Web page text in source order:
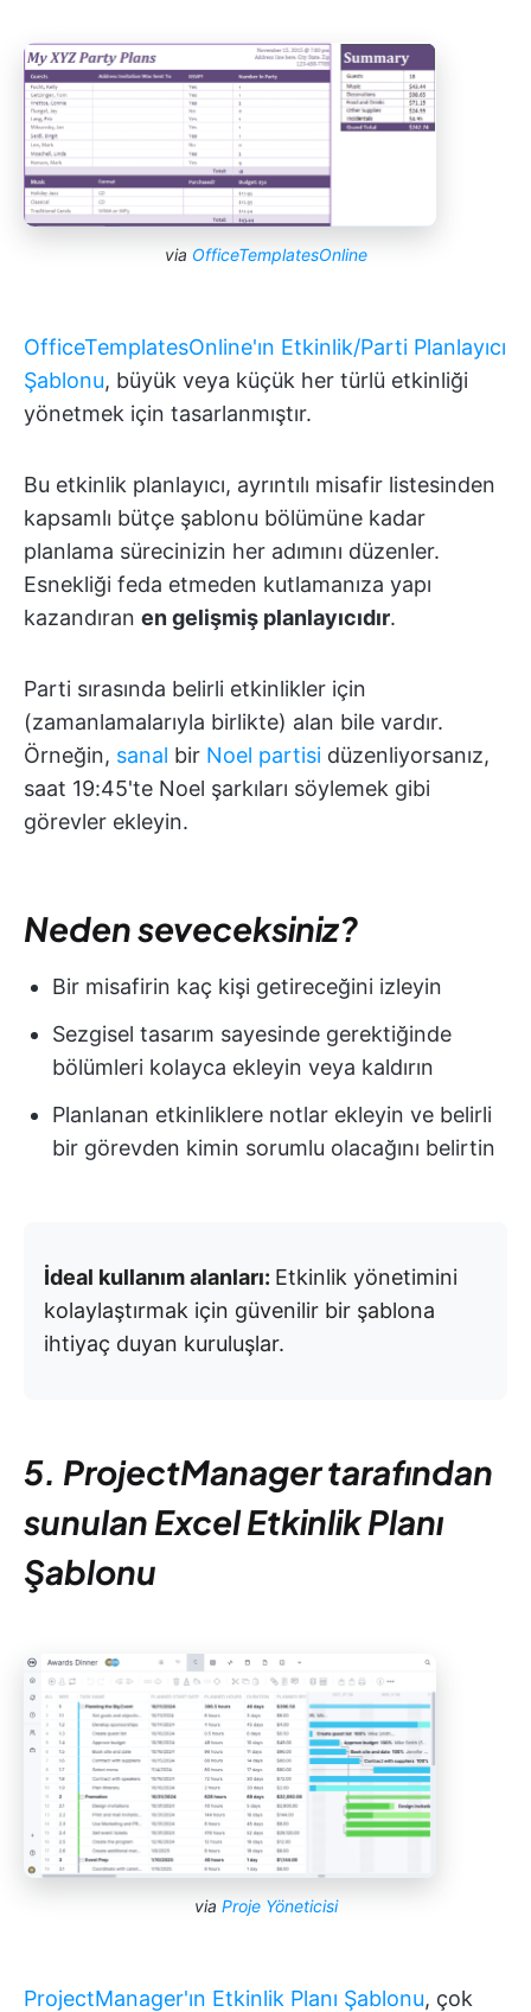
via OfficeTemplatesOnline
OfficeTemplatesOnline'ın Etkinlik/Parti Planlayıcı
Şablonu, büyük veya küçük her türlü etkinliği
yönetmek için tasarlanmıştır.
Bu etkinlik planlayıcı, ayrıntılı misafir listesinden
kapsamlı bütçe şablonu bölümüne kadar
planlama sürecinizin her adımını düzenler.
Esnekliği feda etmeden kutlamanıza yapı
kazandıran en gelişmiş planlayıcıdır.
Parti sırasında belirli etkinlikler için
(zamanlamalarıyla birlikte) alan bile vardır.
Örneğin, sanal bir Noel partisi düzenliyorsanız,
saat 19:45'te Noel şarkıları söylemek gibi
görevler ekleyin.
Neden seveceksiniz?
Bir misafirin kaç kişi getireceğini izleyin
Sezgisel tasarım sayesinde gerektiğinde
bölümleri kolayca ekleyin veya kaldırın
Planlanan etkinliklere notlar ekleyin ve belirli
bir görevden kimin sorumlu olacağını belirtin
İdeal kullanım alanları: Etkinlik yönetimini
kolaylaştırmak için güvenilir bir şablona
ihtiyaç duyan kuruluşlar.
5. ProjectManager tarafından
sunulan Excel Etkinlik Planı
Şablonu
via Proje Yöneticisi
ProjectManager'ın Etkinlik Planı Şablonu, çok